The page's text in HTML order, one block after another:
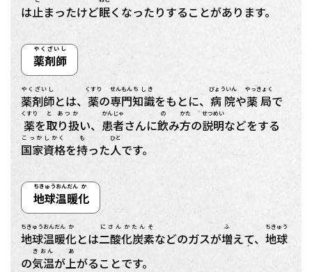
は止まったけど眠くなったりすることがあります。
薬剤師
やくざいし
薬剤師
やくざいし
とは、 薬
くすり
の専門
せんもん
知識
ちしき
をもとに、 病院
びょういん
や薬局
やっきょく
で
薬
くすり
を取り扱
と あつか
い、 患者
かんじゃ
さんに飲
の
み方
かた
の説明
せつめい
などをする
国家
こっか
資格
しかく
を持
も
った人
ひと
です。
地球
ちきゅう
温暖
おんだん
化
か
地球
ちきゅう
温暖
おんだん
化
か
とは二酸化炭素
にさんかたんそ
などのガスが増
ふ
えて、 地球
ちきゅう
の気温
きおん
が上
あ
がることです。